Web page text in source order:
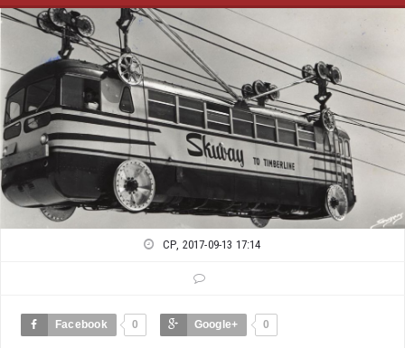
СР, 2017-09-13 17:14
Facebook 0 Google+ 0